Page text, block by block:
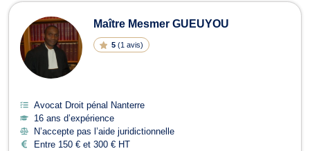
Avocats en Droit pénal à Nanterre
Maître Mesmer GUEUYOU
5 (1 avis)
Avocat Droit pénal Nanterre
16 ans d’expérience
N’accepte pas l’aide juridictionnelle
Entre 150 € et 300 € HT